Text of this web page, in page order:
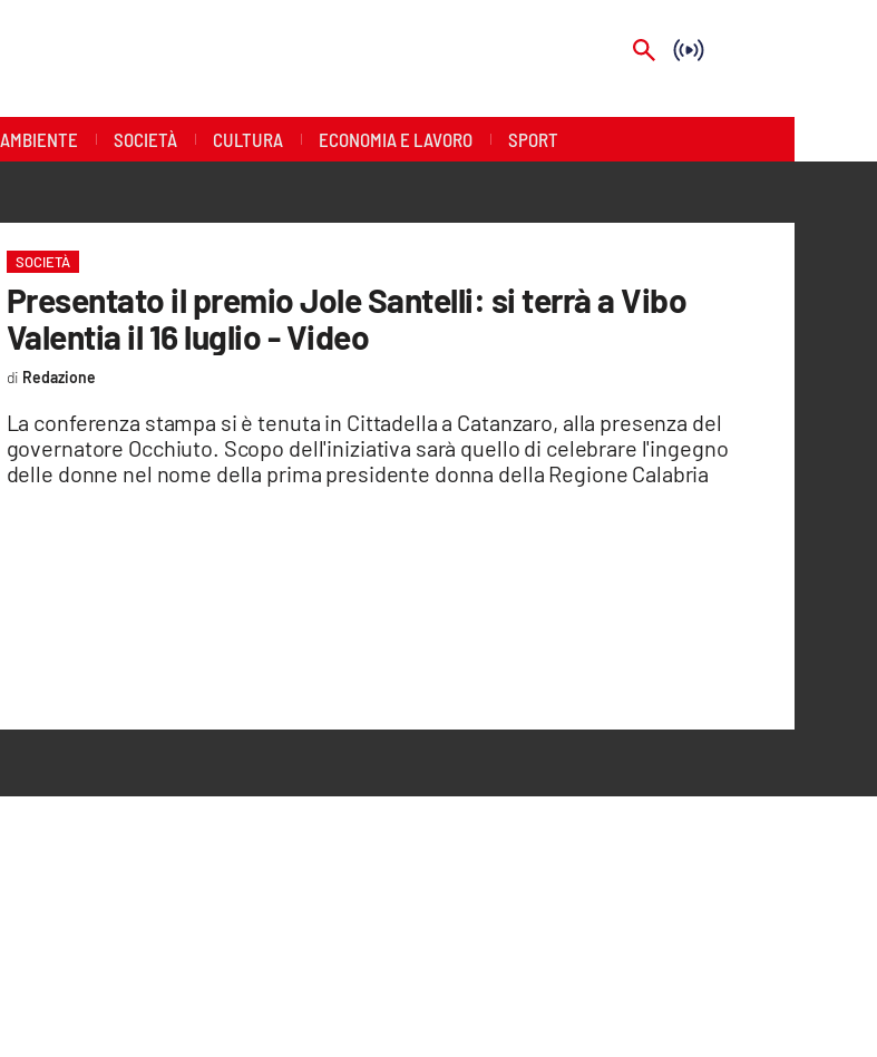
AMBIENTE SOCIETÀ CULTURA ECONOMIA E LAVORO SPORT
SOCIETÀ
Presentato il premio Jole Santelli: si terrà a Vibo
Valentia il 16 luglio - Video
La conferenza stampa si è tenuta in Cittadella a Catanzaro, alla presenza del
governatore Occhiuto. Scopo dell'iniziativa sarà quello di celebrare l'ingegno
delle donne nel nome della prima presidente donna della Regione Calabria
Redazione